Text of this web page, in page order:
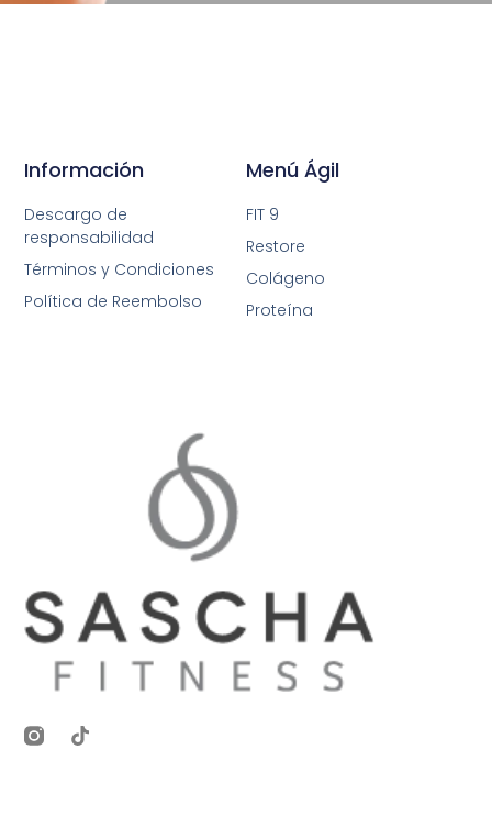
Menú Ágil
FIT 9
Restore
Colágeno
Proteína
Información
Descargo de
responsabilidad
Términos y Condiciones
Política de Reembolso